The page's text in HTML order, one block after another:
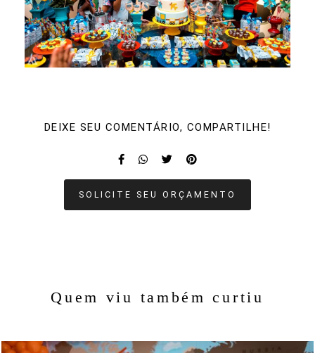
DEIXE SEU COMENTÁRIO, COMPARTILHE!
SOLICITE SEU ORÇAMENTO
Quem viu também curtiu